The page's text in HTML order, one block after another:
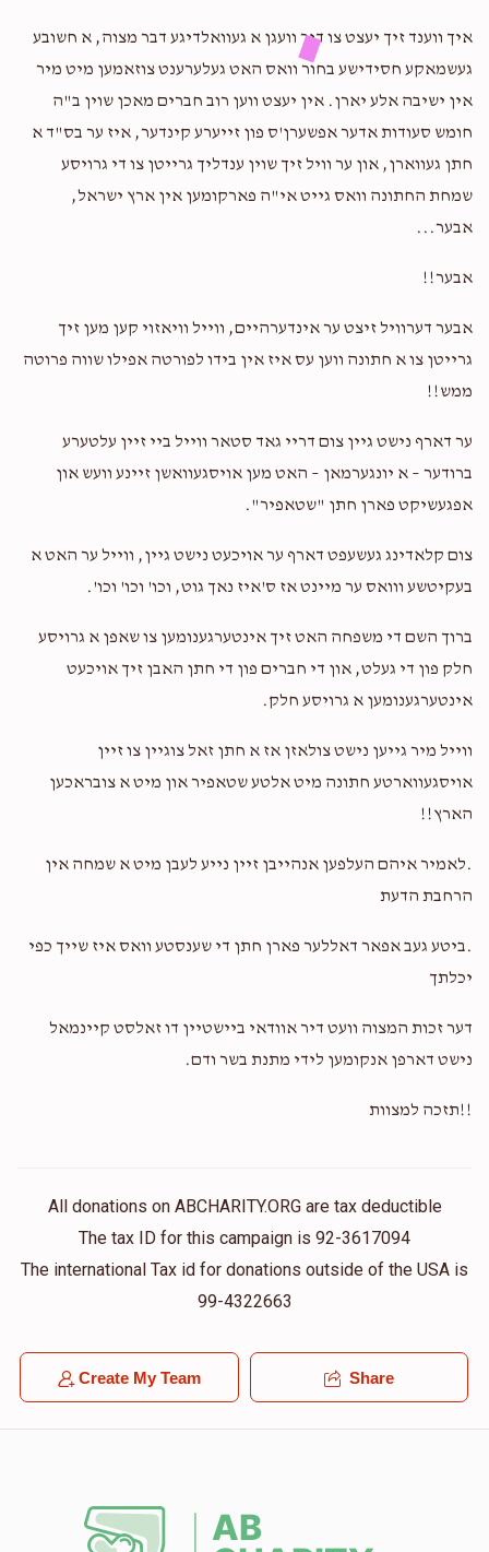
2 years ago $101.00
Isaac Klein
$100.00
$36.00
איך ווענד זיך יעצט צו דיר וועגן א געוואלדיגע דבר מצוה, א חשובע
געשמאקע חסידישע בחור וואס האט געלערענט צוזאמען מיט מיר
אין ישיבה אלע יארן. אין יעצט ווען רוב חברים מאכן שוין ב"ה
חומש סעודות אדער אפשערן'ס פון זייערע קינדער, איז ער בס"ד א
חתן געווארן, און ער וויל זיך שוין ענדליך גרייטן צו די גרויסע
שמחת החתונה וואס גייט אי"ה פארקומען אין ארץ ישראל,
אבער...
אבער!!
אבער דערוויל זיצט ער אינדערהיים, ווייל וויאזוי קען מען זיך
גרייטן צו א חתונה ווען עס איז אין בידו לפורטה אפילו שווה פרוטה
ממש!!
ער דארף נישט גיין צום דריי גאד סטאר ווייל ביי זיין עלטערע
ברודער – א יונגערמאן – האט מען אויסגעוואשן זיינע וועש און
אפגעשיקט פארן חתן "שטאפיר".
צום קלאדינג געשעפט דארף ער אויכעט נישט גיין, ווייל ער האט א
בעקיטשע ווואס ער מיינט אז ס'איז נאך גוט, וכו' וכו' וכו'.
ברוך השם די משפחה האט זיך אינטערגענומען צו שאפן א גרויסע
חלק פון די געלט, און די חברים פון די חתן האבן זיך אויכעט
אינטערגענומען א גרויסע חלק.
ווייל מיר גייען נישט צולאזן אז א חתן זאל צוגיין צו זיין
אויסגעווארטע חתונה מיט אלטע שטאפיר און מיט א צובראכען
הארץ!!
.לאמיר איהם העלפען אנהייבן זיין נייע לעבן מיט א שמחה אין
הרחבת הדעת
.ביטע געב אפאר דאללער פארן חתן די שענסטע וואס איז שייך כפי
יכלתך
דער זכות המצוה וועט דיר אוודאי ביישטיין דו זאלסט קיינמאל
נישט דארפן אנקומען לידי מתנת בשר ודם.
!!תזכה למצוות
All donations on ABCHARITY.ORG are tax deductible
The tax ID for this campaign is 92-3617094
The international Tax id for donations outside of the USA is
99-4322663
Create My Team Share